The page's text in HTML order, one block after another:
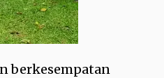
berkesempatan